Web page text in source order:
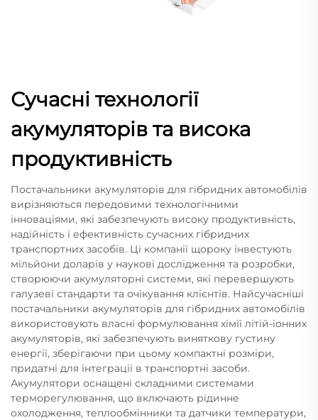
Сучасні технології
акумуляторів та висока
продуктивність
Постачальники акумуляторів для гібридних автомобілів
вирізняються передовими технологічними
інноваціями, які забезпечують високу продуктивність,
надійність і ефективність сучасних гібридних
транспортних засобів. Ці компанії щороку інвестують
мільйони доларів у наукові дослідження та розробки,
створюючи акумуляторні системи, які перевершують
галузеві стандарти та очікування клієнтів. Найсучасніші
постачальники акумуляторів для гібридних автомобілів
використовують власні формулювання хімії літій-іонних
акумуляторів, які забезпечують виняткову густину
енергії, зберігаючи при цьому компактні розміри,
придатні для інтеграції в транспортні засоби.
Акумулятори оснащені складними системами
терморегулювання, що включають рідинне
охолодження, теплообмінники та датчики температури,